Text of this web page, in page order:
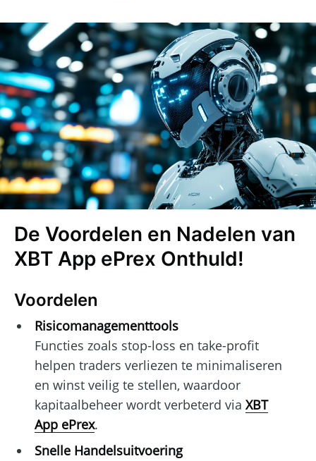
De Voordelen en Nadelen van
XBT App ePrex Onthuld!
Voordelen
Risicomanagementtools
Functies zoals stop-loss en take-profit
helpen traders verliezen te minimaliseren
en winst veilig te stellen, waardoor
kapitaalbeheer wordt verbeterd via XBT
App ePrex.
Snelle Handelsuitvoering